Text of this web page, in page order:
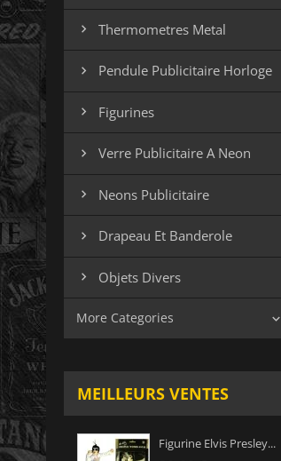
 Thermometres Metal
 Pendule Publicitaire Horloge
 Figurines
 Verre Publicitaire A Neon
 Neons Publicitaire
 Drapeau Et Banderole
 Objets Divers
More Categories 
MEILLEURS VENTES
Figurine Elvis Presley...